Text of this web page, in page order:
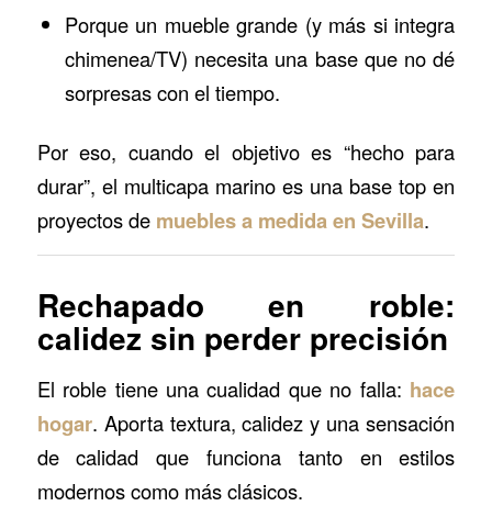
Porque un mueble grande (y más si integra
chimenea/TV) necesita una base que no dé
sorpresas con el tiempo.
Por eso, cuando el objetivo es “hecho para
durar”, el multicapa marino es una base top en
proyectos de muebles a medida en Sevilla.
Rechapado en roble:
calidez sin perder precisión
El roble tiene una cualidad que no falla: hace
hogar. Aporta textura, calidez y una sensación
de calidad que funciona tanto en estilos
modernos como más clásicos.